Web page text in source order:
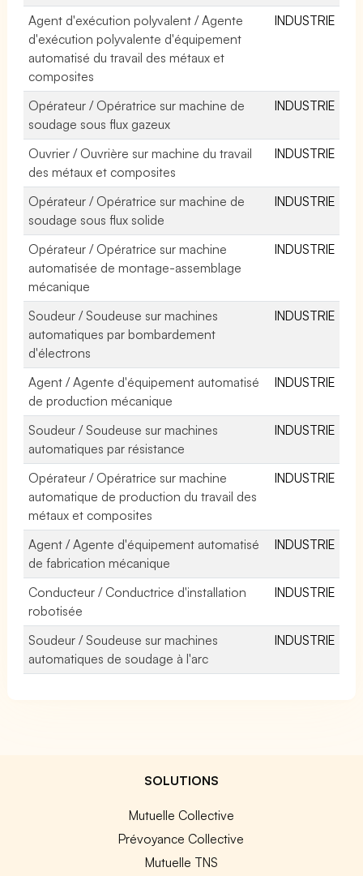
Agent d'exécution polyvalent / Agente
d'exécution polyvalente d'équipement
automatisé du travail des métaux et
composites
INDUSTRIE
Opérateur / Opératrice sur machine de
soudage sous flux gazeux
INDUSTRIE
Ouvrier / Ouvrière sur machine du travail
des métaux et composites
INDUSTRIE
Opérateur / Opératrice sur machine de
soudage sous flux solide
INDUSTRIE
Opérateur / Opératrice sur machine
automatisée de montage-assemblage
mécanique
INDUSTRIE
Soudeur / Soudeuse sur machines
automatiques par bombardement
d'électrons
INDUSTRIE
Agent / Agente d'équipement automatisé
de production mécanique
INDUSTRIE
Soudeur / Soudeuse sur machines
automatiques par résistance
INDUSTRIE
Opérateur / Opératrice sur machine
automatique de production du travail des
métaux et composites
INDUSTRIE
Agent / Agente d'équipement automatisé
de fabrication mécanique
INDUSTRIE
Conducteur / Conductrice d'installation
robotisée
INDUSTRIE
Soudeur / Soudeuse sur machines
automatiques de soudage à l'arc
INDUSTRIE
SOLUTIONS
Mutuelle Collective
Prévoyance Collective
Mutuelle TNS